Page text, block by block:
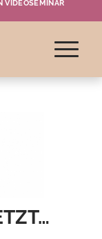
VIDEOSEMINAR